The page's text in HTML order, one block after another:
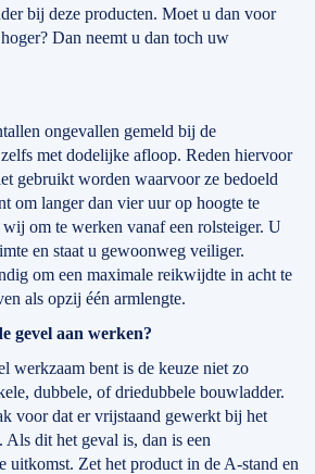
bij deze producten. Moet u dan voor
Dan neemt u dan toch uw
ongevallen gemeld bij de
met dodelijke afloop. Reden hiervoor
gebruikt worden waarvoor ze bedoeld
om langer dan vier uur op hoogte te
om te werken vanaf een rolsteiger. U
en staat u gewoonweg veiliger.
om een maximale reikwijdte in acht te
als opzij één armlengte.
gevel aan werken?
werkzaam bent is de keuze niet zo
dubbele, of driedubbele bouwladder.
voor dat er vrijstaand gewerkt bij het
Als dit het geval is, dan is een
uitkomst. Zet het product in de A-stand en